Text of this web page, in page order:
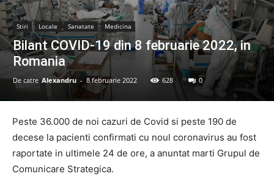
Stiri Locale Sanatate Medicina
Bilant COVID-19 din 8 februarie 2022, in
Romania
De catre Alexandru - 8 februarie 2022 628 0
Peste 36.000 de noi cazuri de Covid si peste 190 de
decese la pacienti confirmati cu noul coronavirus au fost
raportate in ultimele 24 de ore, a anuntat marti Grupul de
Comunicare Strategica.